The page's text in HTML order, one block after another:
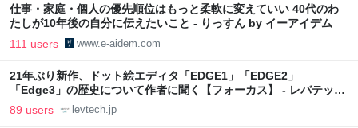
仕事・家庭・個人の優先順位はもっと柔軟に変えていい 40代のわ
たしが10年後の自分に伝えたいこと - りっすん by イーアイデム
111 users www.e-aidem.com
21年ぶり新作、ドット絵エディタ「EDGE1」「EDGE2」
「Edge3」の歴史について作者に聞く【フォーカス】 - レバテック
LAB
89 users levtech.jp